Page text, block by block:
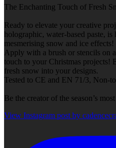
The Enchanting Touch of Fresh
Ready to elevate your creative
holographic, water-based paste, is
mesmerising snow and ice effects!
Apply with a brush or stencils on
touch to your Christmas projects!
fresh snow into your designs.
Tested to CE and EN 71/3, Non-
Be the creator of the season’s
View Instagram post by